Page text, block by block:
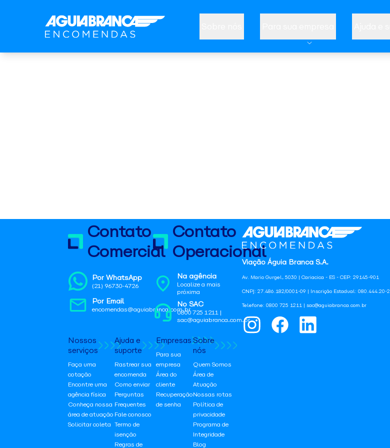
Viação Águia Branca S.A.
Av. Mario Gurgel, 5030 | Cariacica - ES - CEP: 29145-901
CNPJ: 27.486.182/0001-09 | Inscrição Estadual: 080.444.20-2
Telefone: 0800 725 1211 | sac@aguiabranca.com.br
Contato
Comercial
Por WhatsApp
(21) 96730-4726
Por Email
encomendas@aguiabranca.com.br
Contato
Operacional
Na agência
Localize a mais
próxima
No SAC
0800 725 1211 |
sac@aguiabranca.com.br
Nossos
serviços
Faça uma
cotação
Encontre uma
agência física
Conheça nossa
área de atuação
Solicitar coleta
Ajuda e
suporte
Rastrear sua
encomenda
Como enviar
Perguntas
Frequentes
Fale conosco
Termo de
isenção
Regras de
Empresas
Para sua
empresa
Área do
cliente
Recuperação
de senha
Sobre
nós
Quem Somos
Área de
Atuação
Nossas rotas
Política de
privacidade
Programa de
Integridade
Blog